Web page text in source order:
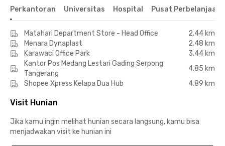
Perkantoran Universitas Hospital Pusat Perbelanjaan
Matahari Department Store - Head Office
2.44 km
Menara Dynaplast
2.48 km
Karawaci Office Park
3.44 km
Kantor Pos Medang Lestari Gading Serpong
Tangerang
4.85 km
Shopee Xpress Kelapa Dua Hub
4.89 km
Visit Hunian
Jika kamu ingin melihat hunian secara langsung, kamu bisa
menjadwakan visit ke hunian ini